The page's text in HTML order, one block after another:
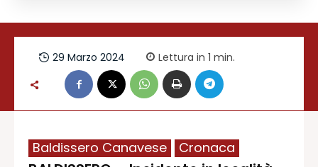
CANAVESELOCAL
PROMOREDAZIONALI
ONSTYLE MAGAZINE
29 Marzo 2024 Lettura in 1 min.
Baldissero Canavese Cronaca